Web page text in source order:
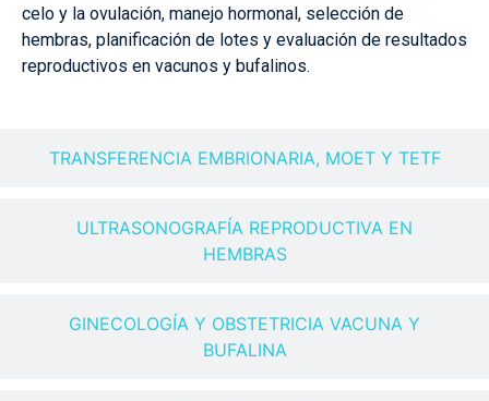
TRANSFERENCIA EMBRIONARIA, MOET Y TETF
ULTRASONOGRAFÍA REPRODUCTIVA EN
HEMBRAS
GINECOLOGÍA Y OBSTETRICIA VACUNA Y
BUFALINA
celo y la ovulación, manejo hormonal, selección de
hembras, planificación de lotes y evaluación de resultados
reproductivos en vacunos y bufalinos.